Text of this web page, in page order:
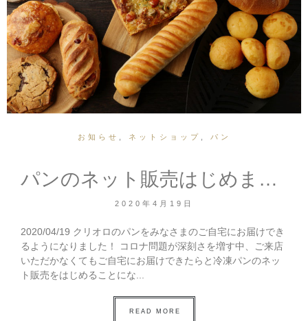
お知らせ ネットショップ パン
パンのネット販売はじめます！
2020年4月19日
2020/04/19 クリオロのパンをみなさまのご自宅にお届けでき
るようになりました！ コロナ問題が深刻さを増す中、ご来店
いただかなくてもご自宅にお届けできたらと冷凍パンのネッ
ト販売をはじめることにな...
READ MORE